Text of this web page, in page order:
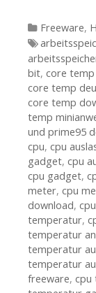
Kategorien
Freeware,
Tags
bit, core
core temp
core temp
temp
und prime95
cpu, cpu
gadget, cpu
cpu gadget,
meter, cpu
download,
temperatur,
temperatur
temperatur
temperatur
freeware, cpu